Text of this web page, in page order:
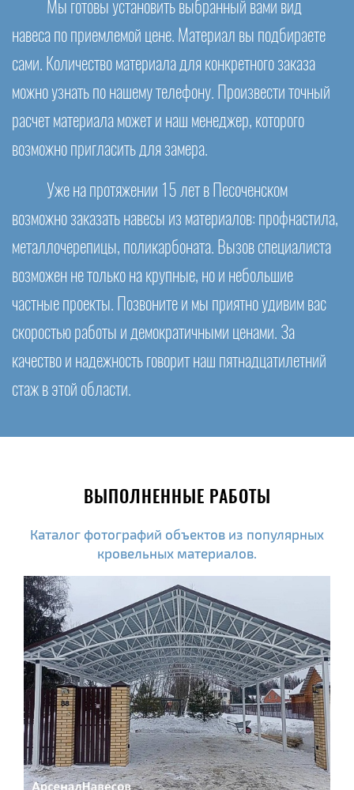
Мы готовы установить выбранный вами вид
навеса по приемлемой цене. Материал вы подбираете
сами. Количество материала для конкретного заказа
можно узнать по нашему телефону. Произвести точный
расчет материала может и наш менеджер, которого
возможно пригласить для замера.
Уже на протяжении 15 лет в Песоченском
возможно заказать навесы из материалов: профнастила,
металлочерепицы, поликарбоната. Вызов специалиста
возможен не только на крупные, но и небольшие
частные проекты. Позвоните и мы приятно удивим вас
скоростью работы и демократичными ценами. За
качество и надежность говорит наш пятнадцатилетний
стаж в этой области.
ВЫПОЛНЕННЫЕ РАБОТЫ
Каталог фотографий объектов из популярных
кровельных материалов.